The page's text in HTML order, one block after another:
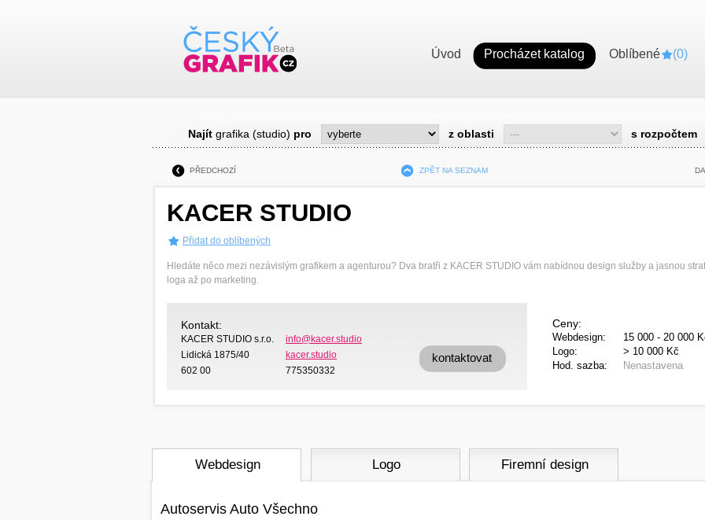
Úvod Procházet katalog Oblíbené (0)
Najít grafika (studio) pro z oblasti s rozpočtem
PŘEDCHOZÍ ZPĚT NA SEZNAM
KACER STUDIO
Přidat do oblíbených
Hledáte něco mezi nezávislým grafikem a agenturou? Dva bratři z KACER STUDIO vám nabídnou design služby a jasnou
loga až po marketing.
Kontakt:
KACER STUDIO s.r.o.
info@kacer.studio
Lidická 1875/40
kacer.studio
602 00
775350332
kontaktovat
Ceny:
Webdesign:
15 000 - 20 000
Logo:
> 10 000 Kč
Hod. sazba:
Nenastavena
Webdesign Logo Firemní design
Autoservis Auto Všechno